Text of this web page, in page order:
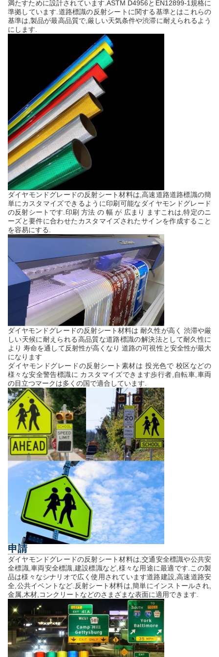
満たすために設計されています.ASTM D4956とEN12899-1規格に
準拠しています.道路標識の反射シートに関する基準とはこれらの
基準は,製品が最高品質で,厳しい天気条件や渋滞に耐えられるよう
にします.
ダイヤモンドグレードの反射シート材料は,高速道路道路標識の簡
単にカスタマイズできるように印刷可能なダイヤモンドグレード
の反射シートです.印刷 方法 の 幅 が 広まり ますこれは,特定のニ
ーズと要件に合わせたカスタマイズされたサインを作成すること
を容易にする.
ダイヤモンドグレードの反射シート材料は 耐久性が高く 渋滞や厳
しい天候に耐えられる高品質な道路標識の解決法として耐久性に
より 寿命を通して反射性が高くなり 道路の可視性と安全性が最大
になります
ダイヤモンドグレードの反射シート素材は 投光色で 校区などの
様々な安全警告標識に カスタマイズできます歩行者,自転車,車両
の目立つマークは多くの国で適合しています.
申請
ダイヤモンドグレードの反射シート材料は,交通安全標識や公共安
全標識,車両安全標識,建設標識など,様々な用途に最適です.この製
品は様々なシナリオで広く使用されています道路建設,高速道路安
全,公共イベントなど.反射シート材料は,簡単にインストールされ,
金属,木材,コンクリートなどのさまざまな表面に適用できます.